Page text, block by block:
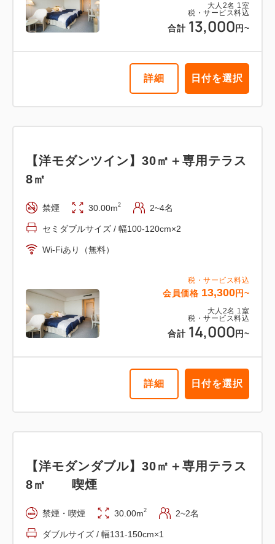
税・サービス料込
会員価格 21,850円~
大人2名1室
23,000円~
詳細 日付を選択
税・サービス料込
会員価格 21,850円~
大人2名1室
23,000円~
【洋モダンツイン】30㎡＋専用テラス
8㎡ 信楽焼露天風呂 喫煙
喫煙 30.00m
Wi-Fiあり（無料）
詳細 日付を選択
【オーシャンスイート】55㎡＋専用テ
ラス8㎡ 露天風呂 喫煙
大人 2名 1 室
税・サービス料込
合計 13,000 円~
詳細 日付を選択
税・サービス料込
会員価格 13,300円~
大人 2名 1 室
税・サービス料込
合計 14,000 円~
【洋モダンツイン】30㎡＋専用テラス
8㎡
禁煙 30.00m2 2~4名
セミダブルサイズ / 幅100-120cm×2
Wi-Fiあり（無料）
詳細 日付を選択
【洋モダンダブル】30㎡＋専用テラス
8㎡ 喫煙
禁煙・喫煙 30.00m2 2~2名
ダブルサイズ / 幅131-150cm×1